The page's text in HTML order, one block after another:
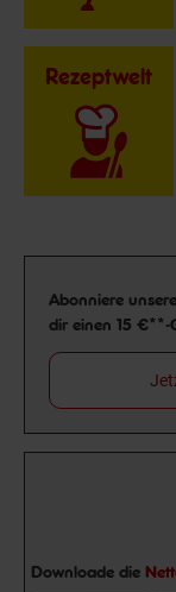
Rezeptwelt
Newsletter
Abonniere
dir einen 15 €**-
Downloade die